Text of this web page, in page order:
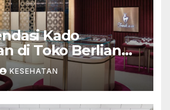
Kado
di Toko Berlian
Gading
KESEHATAN